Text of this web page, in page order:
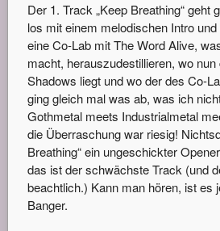
Der 1. Track „Keep Breathing“ geht
los mit einem melodischen Intro
eine Co-Lab mit The Word Alive,
macht, herauszudestillieren, wo
Shadows liegt und wo der des Co-
ging gleich mal was ab, was ich
Gothmetal meets Industrialmetal
die Überraschung war riesig!
Breathing“ ein ungeschickter
das ist der schwächste Track (und
beachtlich.) Kann man hören, ist es
Banger.